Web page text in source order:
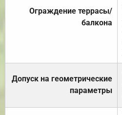
Ограждение террасы/
балкона
Допуск на геометрические
параметры